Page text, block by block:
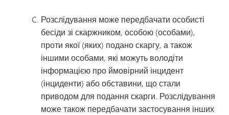
Розслідування може передбачати особисті
бесіди зі скаржником, особою (особами),
проти якої (яких) подано скаргу, а також
іншими особами, які можуть володіти
інформацією про ймовірний інцидент
(інциденти) або обставини, що стали
приводом для подання скарги. Розслідування
може також передбачати застосування інших